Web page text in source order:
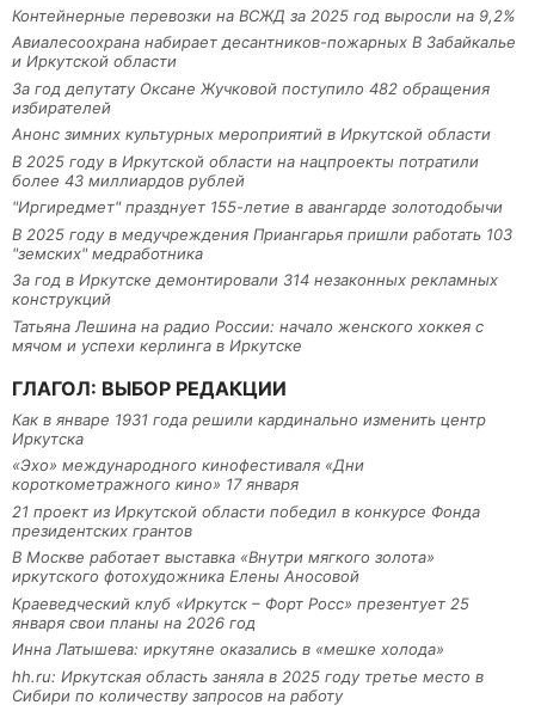
Контейнерные перевозки на ВСЖД за 2025 год выросли на 9,2%
Авиалесоохрана набирает десантников-пожарных В Забайкалье
и Иркутской области
За год депутату Оксане Жучковой поступило 482 обращения
избирателей
Анонс зимних культурных мероприятий в Иркутской области
В 2025 году в Иркутской области на нацпроекты потратили
более 43 миллиардов рублей
"Иргиредмет" празднует 155-летие в авангарде золотодобычи
В 2025 году в медучреждения Приангарья пришли работать 103
"земских" медработника
За год в Иркутске демонтировали 314 незаконных рекламных
конструкций
Татьяна Лешина на радио России: начало женского хоккея с
мячом и успехи керлинга в Иркутске
ГЛАГОЛ: ВЫБОР РЕДАКЦИИ
Как в январе 1931 года решили кардинально изменить центр
Иркутска
«Эхо» международного кинофестиваля «Дни
короткометражного кино» 17 января
21 проект из Иркутской области победил в конкурсе Фонда
президентских грантов
В Москве работает выставка «Внутри мягкого золота»
иркутского фотохудожника Елены Аносовой
Краеведческий клуб «Иркутск – Форт Росс» презентует 25
января свои планы на 2026 год
Инна Латышева: иркутяне оказались в «мешке холода»
hh.ru: Иркутская область заняла в 2025 году третье место в
Сибири по количеству запросов на работу